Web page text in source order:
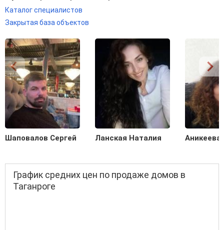
Каталог специалистов
Закрытая база объектов
Шаповалов Сергей Ланская Наталия Аникеева
График средних цен по продаже домов в
Таганроге